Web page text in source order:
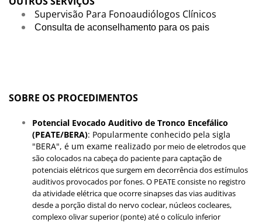
Supervisão Para Fonoaudiólogos Clínicos
Consulta de aconselhamento para os pais
SOBRE OS PROCEDIMENTOS
Potencial Evocado Auditivo de Tronco Encefálico
(PEATE/BERA): Popularmente conhecido pela sigla
"BERA", é um exame realizado por meio de eletrodos que
são colocados na cabeça do paciente para captação de
potenciais elétricos que surgem em decorrência dos estímulos
auditivos provocados por fones.O PEATE consiste no registro
da atividade elétrica que ocorre sinapses das vias auditivas
desde a porção distal do nervo coclear, núcleos cocleares,
complexo olivar superior (ponte) até o colículo inferior